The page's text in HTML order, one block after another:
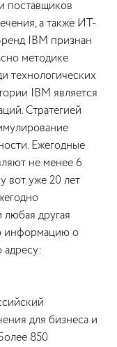
поставщиков
а также ИТ-
IBM признан
методике
технологических
IBM является
Стратегией
Ежегодные
не менее 6
вот уже 20 лет
любая другая
информацию о
адресу:
для бизнеса и
850